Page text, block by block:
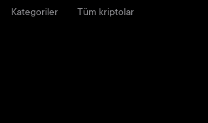
Kategoriler Tüm kriptolar